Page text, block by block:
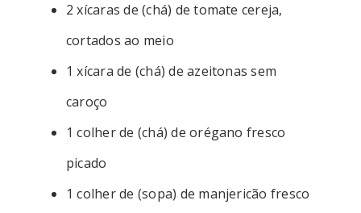
2 xícaras de (chá) de tomate cereja,
cortados ao meio
1 xícara de (chá) de azeitonas sem
caroço
1 colher de (chá) de orégano fresco
picado
1 colher de (sopa) de manjericão fresco